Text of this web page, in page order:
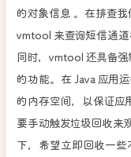
的对象信息 。在排查
vmtool 来查询短信通道
同时，vmtool 还具备
的功能。在 Java 应用
的内存空间，以保证应
要手动触发垃圾回收来
下，希望立即回收一